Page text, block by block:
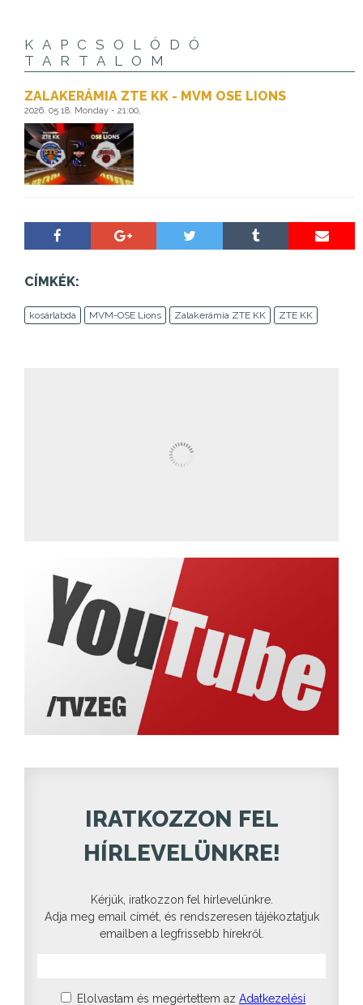
KAPCSOLÓDÓ
TARTALOM
ZALAKERÁMIA ZTE KK - MVM OSE LIONS
2026. 05 18. Monday - 21:00,
CÍMKÉK:
kosárlabda MVM-OSE Lions Zalakerámia ZTE KK ZTE KK
IRATKOZZON FEL
HÍRLEVELÜNKRE!
Kérjük, iratkozzon fel hírlevelünkre.
Adja meg email címét, és rendszeresen tájékoztatjuk
emailben a legfrissebb hírekről.
Elolvastam és megértettem az Adatkezelési